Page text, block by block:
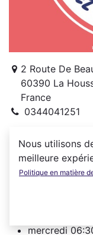
2 Route De
60390 La
France
0344041251
Le Bistrot Du
(60390) du lundi
mercredi
Nous utilisons
meilleure
Politique en matière